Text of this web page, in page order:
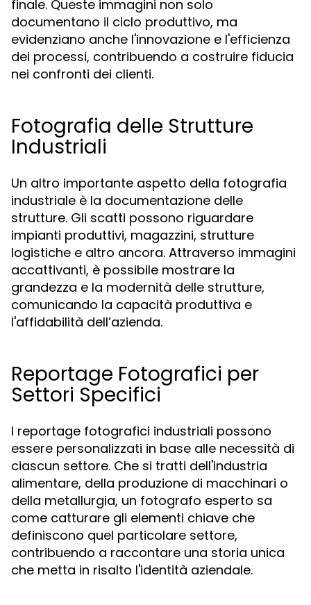
finale. Queste immagini non solo
documentano il ciclo produttivo, ma
evidenziano anche l'innovazione e l'efficienza
dei processi, contribuendo a costruire fiducia
nei confronti dei clienti.
Fotografia delle Strutture
Industriali
Un altro importante aspetto della fotografia
industriale è la documentazione delle
strutture. Gli scatti possono riguardare
impianti produttivi, magazzini, strutture
logistiche e altro ancora. Attraverso immagini
accattivanti, è possibile mostrare la
grandezza e la modernità delle strutture,
comunicando la capacità produttiva e
l'affidabilità dell’azienda.
Reportage Fotografici per
Settori Specifici
I reportage fotografici industriali possono
essere personalizzati in base alle necessità di
ciascun settore. Che si tratti dell'industria
alimentare, della produzione di macchinari o
della metallurgia, un fotografo esperto sa
come catturare gli elementi chiave che
definiscono quel particolare settore,
contribuendo a raccontare una storia unica
che metta in risalto l'identità aziendale.